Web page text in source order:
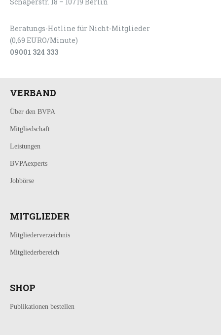
Beratungs-Hotline für Nicht-Mitglieder
(0,69 EURO/Minute)
09001 324 333
VERBAND
Über den BVPA
Mitgliedschaft
Leistungen
BVPAexperts
Jobbörse
MITGLIEDER
Mitgliederverzeichnis
Mitgliederbereich
SHOP
Publikationen bestellen